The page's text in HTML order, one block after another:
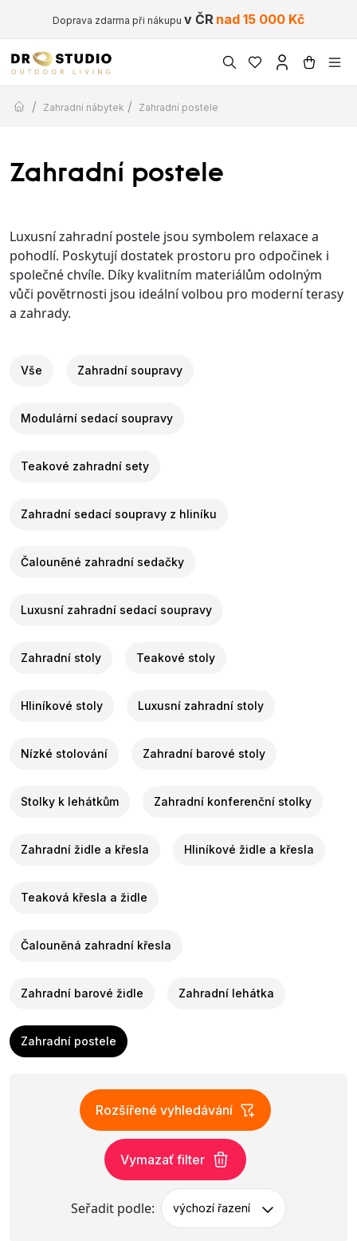
Doprava zdarma při nákupu v ČR nad 15 000 Kč
/ Zahradní nábytek / Zahradní postele
Zahradní postele
Luxusní zahradní postele jsou symbolem relaxace a
pohodlí. Poskytují dostatek prostoru pro odpočinek i
společné chvíle. Díky kvalitním materiálům odolným
vůči povětrnosti jsou ideální volbou pro moderní terasy
a zahrady.
Vše Zahradní soupravy
Modulární sedací soupravy
Teakové zahradní sety
Zahradní sedací soupravy z hliníku
Čalouněné zahradní sedačky
Luxusní zahradní sedací soupravy
Zahradní stoly Teakové stoly
Hliníkové stoly Luxusní zahradní stoly
Nízké stolování Zahradní barové stoly
Stolky k lehátkům Zahradní konferenční stolky
Zahradní židle a křesla Hliníkové židle a křesla
Teaková křesla a židle
Čalouněná zahradní křesla
Zahradní barové židle Zahradní lehátka
Zahradní postele
Rozšířené vyhledávání
Vymazať filter
Seřadit podle: výchozí řazení